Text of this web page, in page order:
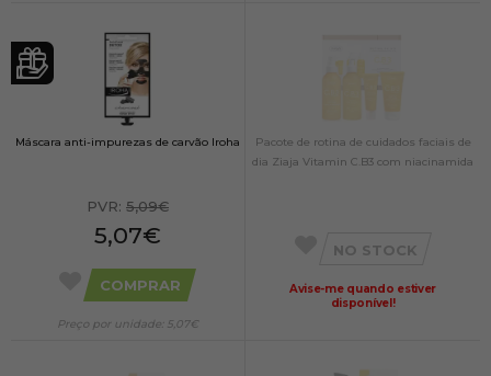
Máscara anti-impurezas de carvão Iroha
PVR: 5,09€
5,07€
COMPRAR
Preço por unidade: 5,07€
Pacote de rotina de cuidados faciais de
dia Ziaja Vitamin C.B3 com niacinamida
NO STOCK
Avise-me quando estiver
disponível!